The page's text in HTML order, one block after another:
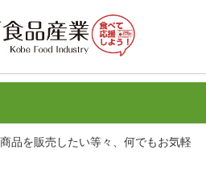
品を販売したい等々、何でもお気軽